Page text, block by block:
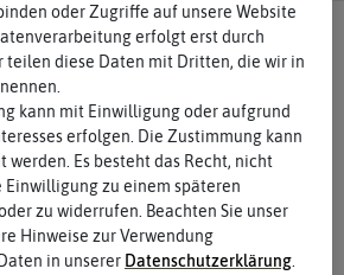
verschwinden Löcher aus dem
sich selbst bei guter Pflege oft
Gräser werden weniger,
machen dem Rasen zu schaffen und
Rasen zu. Sie müssen nun nicht gleich
anlegen. Oft reicht eine Rasen-Reparatur,
entstandenen Löcher ausbessern und so
oder Zugriffe auf unsere Website
erfolgt erst durch
teilen diese Daten mit Dritten, die wir in
kann mit Einwilligung oder aufgrund
erfolgen. Die Zustimmung kann
Es besteht das Recht, nicht
zu einem späteren
zu widerrufen. Beachten Sie unser
Hinweise zur Verwendung
in unserer Daten­schutz­erklärung